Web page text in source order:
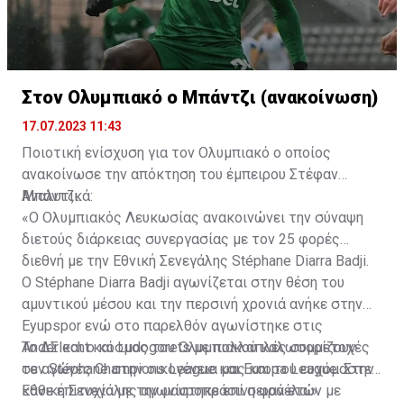
Στον Ολυμπιακό ο Μπάντζι (ανακοίνωση)
17.07.2023 11:43
Ποιοτική ενίσχυση για τον Ολυμπιακό ο οποίος
ανακοίνωσε την απόκτηση του έμπειρου Στέφαν
Μπάντζι.
Αναλυτικά:
«Ο Ολυμπιακός Λευκωσίας ανακοινώνει την σύναψη
διετούς διάρκειας συνεργασίας με τον 25 φορές
διεθνή με την Εθνική Σενεγάλης Stéphane Diarra Badji.
Ο Stéphane Diarra Badji αγωνίζεται στην θέση του
αμυντικού μέσου και την περσινή χρονιά ανήκε στην
Eyupspor ενώ στο παρελθόν αγωνίστηκε στις
Anderlecht και Ludogorets με πολλαπλές συμμετοχές
σε αγώνες Champions League και Europa League. Στην
Εθνική Σενεγάλης αγωνίστηκε επί σειρά ετών με
Το ΔΣ και ο κόσμος του Ολυμπιακού καλωσορίζουν
τον Stéphane στην οικογένεια μας και του ευχόμαστε
κάθε επιτυχία με την μαυροπράσινη φανέλα.»